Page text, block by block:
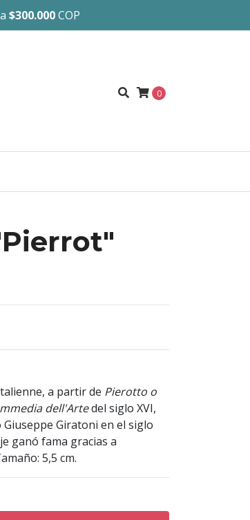
$300.000COP
0
a partir de Pierotto o
dell'Artedel siglo XVI,
Giratoni en el siglo
ganó fama gracias a
5,5 cm.